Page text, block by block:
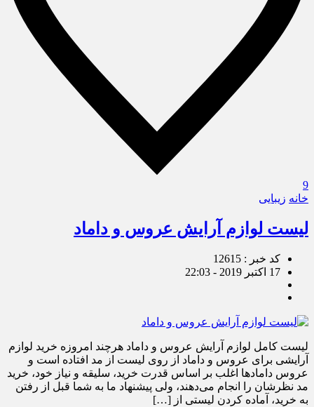
9
خانه زیبایی
لیست لوازم آرایش عروس و داماد
کد خبر : 12615
17 اکتبر 2019 - 22:03
لیست کامل لوازم آرایش عروس و داماد هرچند امروزه خرید لوازم
آرایشی برای عروس و داماد از روی لیست از مد افتاده است و
عروس داماد‌ها اغلب بر اساس قدرت خرید، سلیقه و نیاز خود، خرید
مد نظرشان را انجام می‌دهند، ولی پیشنهاد ما به شما قبل از رفتن
به خرید، آماده کردن لیستی از […]